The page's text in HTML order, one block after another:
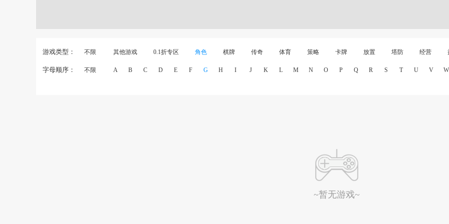
游戏类型： 不限 其他游戏 0.1折专区 角色 棋牌 传奇 体育 策略 卡牌 放置 塔防 经营
字母顺序： 不限 A B C D E F G H I J K L M N O P Q R S T U V W
~暂无游戏~